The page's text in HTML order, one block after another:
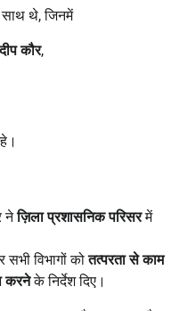
साथ थे, जिनमें
कौर,
नेज़िला प्रशासनिक परिसरमें
सभी विभागों कोतत्परता से काम
करनेके निर्देश दिए।